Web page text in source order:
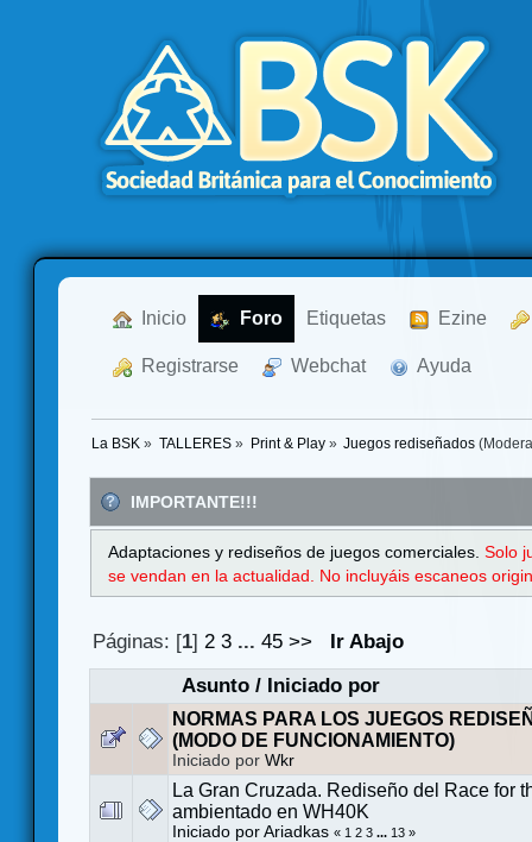
Inicio Foro Etiquetas Ezine
Registrarse Webchat Ayuda
La BSK » TALLERES» Print & Play» Juegos rediseñados
IMPORTANTE!!!
Adaptaciones y rediseños de juegos comerciales.Solo
se vendan en la actualidad. No incluyáis escaneos
Páginas: [1] 2 3 ...45 >>
Ir Abajo
Asunto/ Iniciado por
NORMAS PARA LOS JUEGOS
(MODO DE FUNCIONAMIENTO)
Iniciado por Wkr
La Gran Cruzada. Rediseño del Race for
ambientado en WH40K
Iniciado por Ariadkas « 1 2 3 ... 13 »